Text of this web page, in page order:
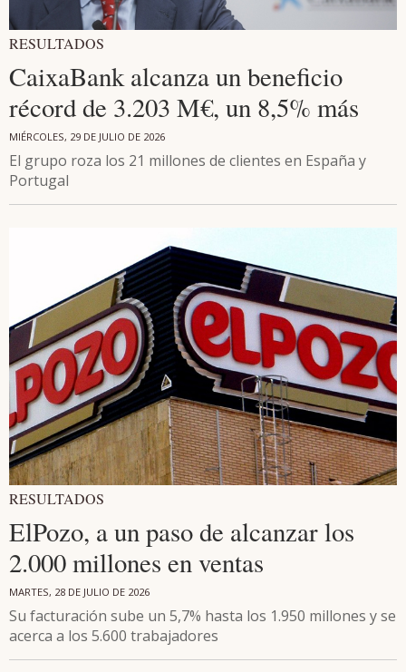
RESULTADOS
CaixaBank alcanza un beneficio
récord de 3.203 M€, un 8,5% más
MIÉRCOLES, 29 DE JULIO DE 2026
El grupo roza los 21 millones de clientes en España y
Portugal
RESULTADOS
ElPozo, a un paso de alcanzar los
2.000 millones en ventas
MARTES, 28 DE JULIO DE 2026
Su facturación sube un 5,7% hasta los 1.950 millones y se
acerca a los 5.600 trabajadores